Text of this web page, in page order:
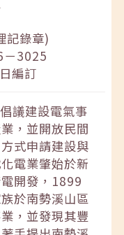
記錄章)
－3025
編訂
議建設電氣事
，並開放民間
式申請建設與
電業肇始於新
開發，1899
於南勢溪山區
，並發現其豐